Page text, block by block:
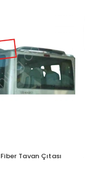
Tavan Çıtası